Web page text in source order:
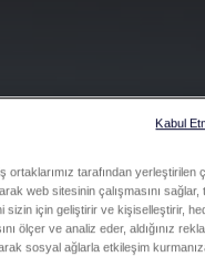
ortaklarımız tarafından yerleştirilen
web sitesinin çalışmasını sağlar,
sizin için geliştirir ve kişiselleştirir,
ölçer ve analiz eder, aldığınız
sosyal ağlarla etkileşim
Kabul